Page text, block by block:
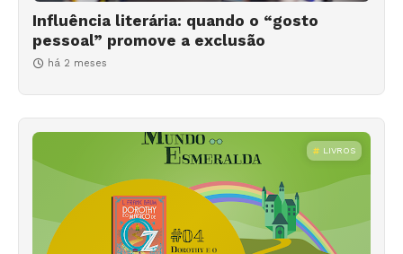
Influência literária: quando o “gosto
pessoal” promove a exclusão
há 2 meses
LIVROS